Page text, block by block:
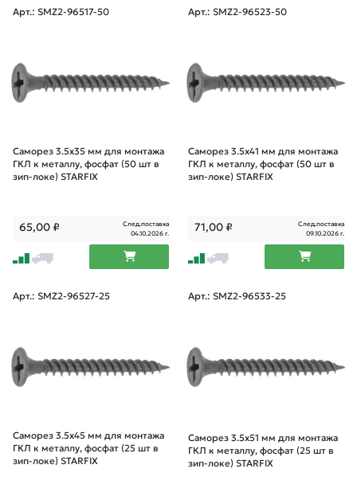
Арт.: SMZ2-96517-50
Саморез 3.5х35 мм для монтажа
ГКЛ к металлу, фосфат (50 шт в
зип-локе) STARFIX
65,00₽
След.поставка
04.10.2026 г.
Арт.: SMZ2-96523-50
Саморез 3.5х41 мм для монтажа
ГКЛ к металлу, фосфат (50 шт в
зип-локе) STARFIX
71,00₽
След.поставка
09.10.2026 г.
Арт.: SMZ2-96527-25
Саморез 3.5х45 мм для монтажа
ГКЛ к металлу, фосфат (25 шт в
зип-локе) STARFIX
Арт.: SMZ2-96533-25
Саморез 3.5х51 мм для монтажа
ГКЛ к металлу, фосфат (25 шт в
зип-локе) STARFIX